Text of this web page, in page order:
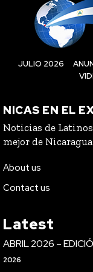
JULIO 2026
NICAS EN EL
Noticias de
mejor de
About us
Contact us
Latest
ABRIL 2026 –
2026